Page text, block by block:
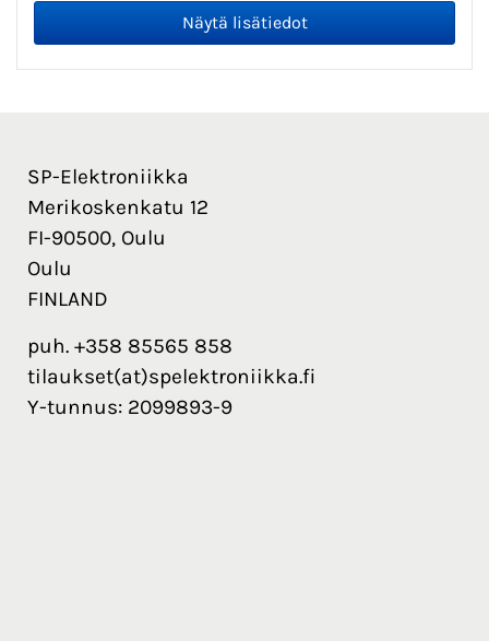
SP-Elektroniikka
Merikoskenkatu 12
FI-90500, Oulu
Oulu
FINLAND
puh. +358 85565 858
tilaukset(at)spelektroniikka.fi
Y-tunnus: 2099893-9